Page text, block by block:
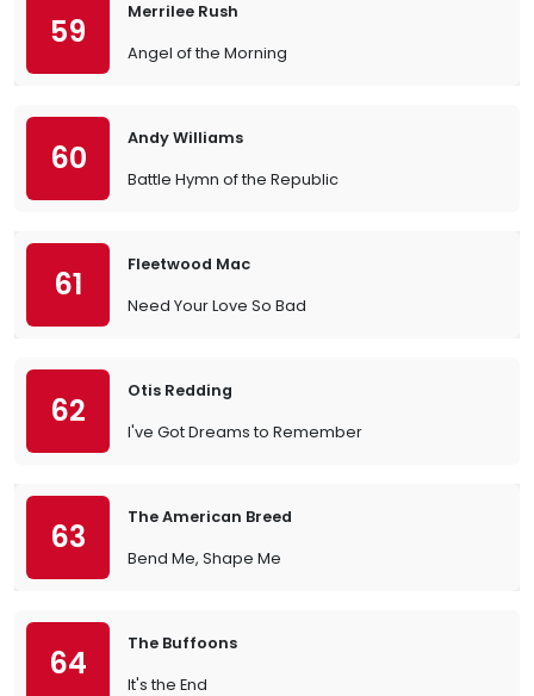
59
Merrilee Rush
Angel of the Morning
60
Andy Williams
Battle Hymn of the Republic
61
Fleetwood Mac
Need Your Love So Bad
62
Otis Redding
I've Got Dreams to Remember
63
The American Breed
Bend Me, Shape Me
64
The Buffoons
It's the End